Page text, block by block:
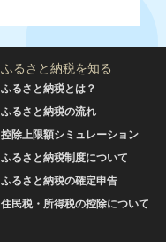
ふるさと納税を知る
ふるさと納税とは？
ふるさと納税の流れ
控除上限額シミュレーション
ふるさと納税制度について
ふるさと納税の確定申告
住民税・所得税の控除について